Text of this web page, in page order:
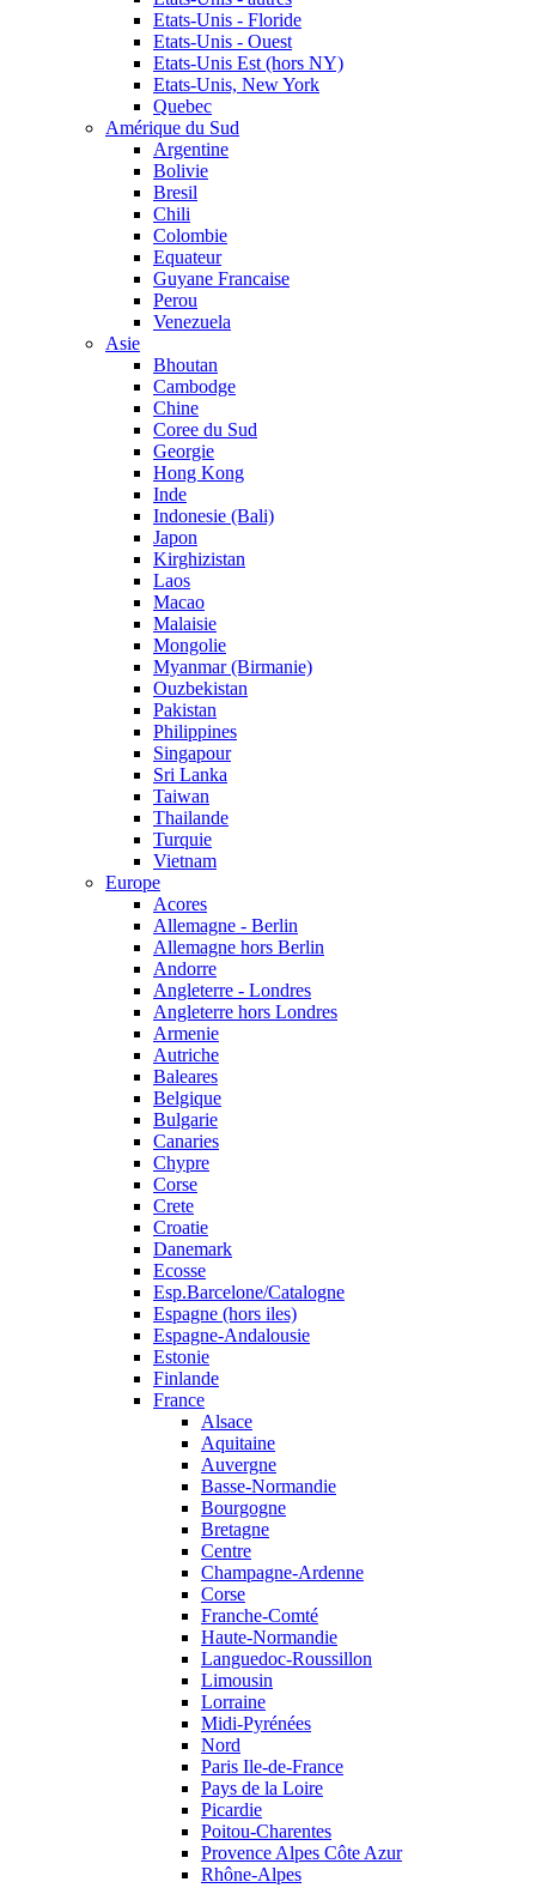
Etats-Unis - Floride
Etats-Unis - Ouest
Etats-Unis Est (hors NY)
Etats-Unis, New York
Quebec
Amérique du Sud
Argentine
Bolivie
Bresil
Chili
Colombie
Equateur
Guyane Francaise
Perou
Venezuela
Asie
Bhoutan
Cambodge
Chine
Coree du Sud
Georgie
Hong Kong
Inde
Indonesie (Bali)
Japon
Kirghizistan
Laos
Macao
Malaisie
Mongolie
Myanmar (Birmanie)
Ouzbekistan
Pakistan
Philippines
Singapour
Sri Lanka
Taiwan
Thailande
Turquie
Vietnam
Europe
Acores
Allemagne - Berlin
Allemagne hors Berlin
Andorre
Angleterre - Londres
Angleterre hors Londres
Armenie
Autriche
Baleares
Belgique
Bulgarie
Canaries
Chypre
Corse
Crete
Croatie
Danemark
Ecosse
Esp.Barcelone/Catalogne
Espagne (hors iles)
Espagne-Andalousie
Estonie
Finlande
France
Alsace
Aquitaine
Auvergne
Basse-Normandie
Bourgogne
Bretagne
Centre
Champagne-Ardenne
Corse
Franche-Comté
Haute-Normandie
Languedoc-Roussillon
Limousin
Lorraine
Midi-Pyrénées
Nord
Paris Ile-de-France
Pays de la Loire
Picardie
Poitou-Charentes
Provence Alpes Côte Azur
Rhône-Alpes